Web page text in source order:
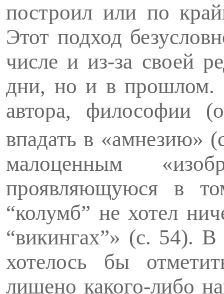
построил или по
Этот подход
числе и из-за своей
дни, но и в прошлом.
автора, филосо­фии
впадать в «амнезию»
малоценным
проявляющуюся в
“колумб” не хотел
“викингах”» (с. 54).
хотелось бы
лишено какого-либо